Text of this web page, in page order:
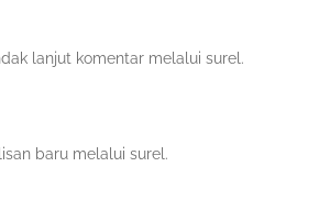
lanjut komentar melalui surel.
baru melalui surel.